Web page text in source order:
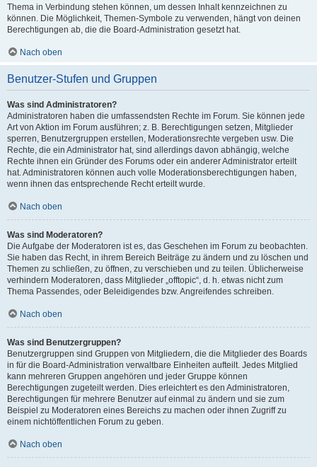
Thema in Verbindung stehen können, um dessen Inhalt kennzeichnen zu
können. Die Möglichkeit, Themen-Symbole zu verwenden, hängt von deinen
Berechtigungen ab, die die Board-Administration gesetzt hat.
Nach oben
Benutzer-Stufen und Gruppen
Was sind Administratoren?
Administratoren haben die umfassendsten Rechte im Forum. Sie können jede
Art von Aktion im Forum ausführen; z. B. Berechtigungen setzen, Mitglieder
sperren, Benutzergruppen erstellen, Moderationsrechte vergeben usw. Die
Rechte, die ein Administrator hat, sind allerdings davon abhängig, welche
Rechte ihnen ein Gründer des Forums oder ein anderer Administrator erteilt
hat. Administratoren können auch volle Moderationsberechtigungen haben,
wenn ihnen das entsprechende Recht erteilt wurde.
Nach oben
Was sind Moderatoren?
Die Aufgabe der Moderatoren ist es, das Geschehen im Forum zu beobachten.
Sie haben das Recht, in ihrem Bereich Beiträge zu ändern und zu löschen und
Themen zu schließen, zu öffnen, zu verschieben und zu teilen. Üblicherweise
verhindern Moderatoren, dass Mitglieder „offtopic“, d. h. etwas nicht zum
Thema Passendes, oder Beleidigendes bzw. Angreifendes schreiben.
Nach oben
Was sind Benutzergruppen?
Benutzergruppen sind Gruppen von Mitgliedern, die die Mitglieder des Boards
in für die Board-Administration verwaltbare Einheiten aufteilt. Jedes Mitglied
kann mehreren Gruppen angehören und jeder Gruppe können
Berechtigungen zugeteilt werden. Dies erleichtert es den Administratoren,
Berechtigungen für mehrere Benutzer auf einmal zu ändern und sie zum
Beispiel zu Moderatoren eines Bereichs zu machen oder ihnen Zugriff zu
einem nichtöffentlichen Forum zu geben.
Nach oben